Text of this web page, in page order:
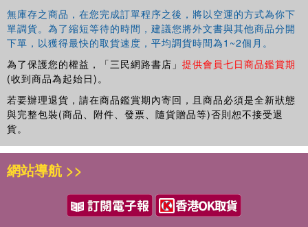
無庫存之商品，在您完成訂單程序之後，將以空運的方式為你下
單調貨。為了縮短等待的時間，建議您將外文書與其他商品分開
下單，以獲得最快的取貨速度，平均調貨時間為1~2個月。
為了保護您的權益，「三民網路書店」 提供會員七日商品鑑賞期
(收到商品為起始日)。
若要辦理退貨，請在商品鑑賞期內寄回，且商品必須是全新狀態
與完整包裝(商品、附件、發票、隨貨贈品等)否則恕不接受退
貨。
網站導航 >>